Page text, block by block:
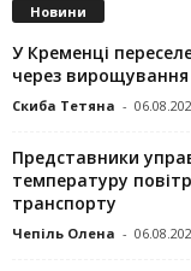
Новини
У Кременці
через
Скиба Тетяна -
Представники
температуру
транспорту
Чепіль Олена -